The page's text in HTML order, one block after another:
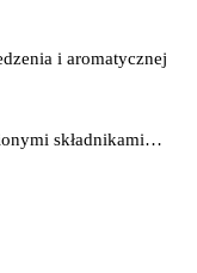
i aromatycznej
składnikami…